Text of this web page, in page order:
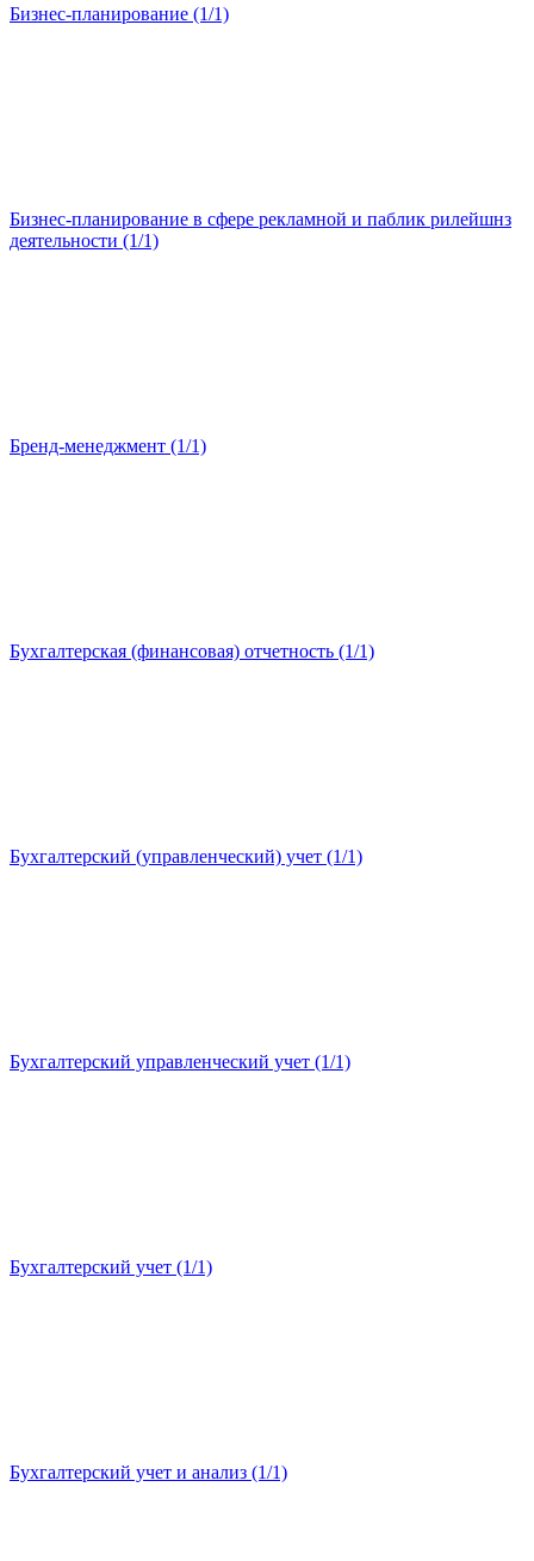
Бизнес-планирование (1/1)
Бизнес-планирование в сфере рекламной и паблик рилейшнз
деятельности (1/1)
Бренд-менеджмент (1/1)
Бухгалтерская (финансовая) отчетность (1/1)
Бухгалтерский (управленческий) учет (1/1)
Бухгалтерский управленческий учет (1/1)
Бухгалтерский учет (1/1)
Бухгалтерский учет и анализ (1/1)